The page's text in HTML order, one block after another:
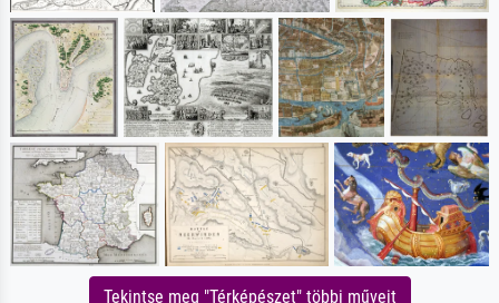
Tekintse meg "Térképészet" többi műveit